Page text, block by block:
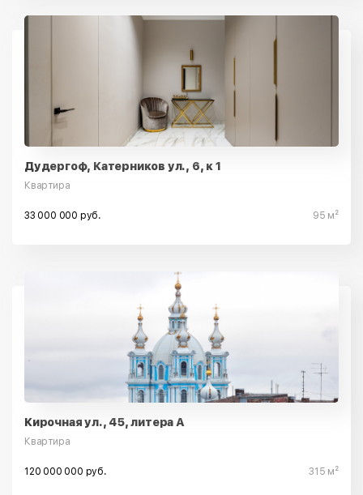
Дудергоф, Катерников ул., 6, к 1
Квартира
33 000 000 руб. 95 м²
Кирочная ул., 45, литера А
Квартира
120 000 000 руб. 315 м²